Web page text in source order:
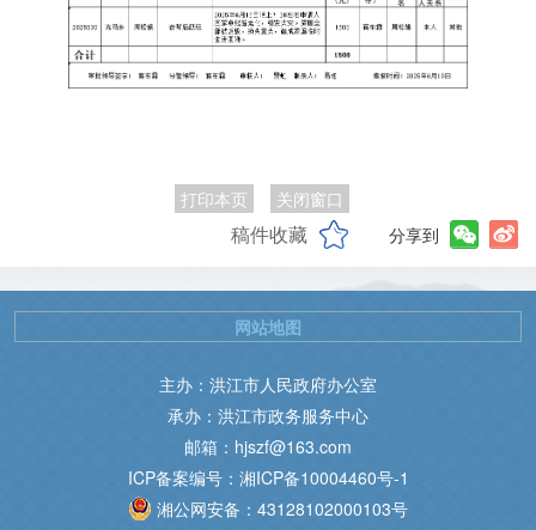
打印本页 关闭窗口
稿件收藏 分享到
主办：洪江市人民政府办公室
承办：洪江市政务服务中心
邮箱：hjszf@163.com
ICP备案编号：湘ICP备10004460号-1
湘公网安备：43128102000103号
网站地图